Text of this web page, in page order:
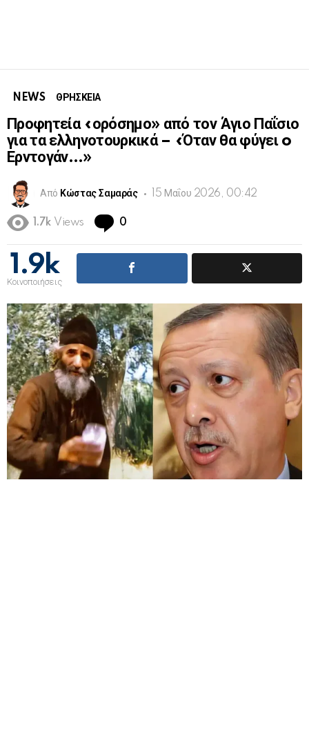
NEWS ΘΡΗΣΚΕΙΑ
Προφητεία «ορόσημο» από τον Άγιο Παΐσιο
για τα ελληνοτουρκικά – «Όταν θα φύγει o
Ερντογάν…»
Από Κώστας Σαμαράς 15 Μαΐου 2026, 00:42
1.7k Views 0
1.9k
Κοινοποιήσεις